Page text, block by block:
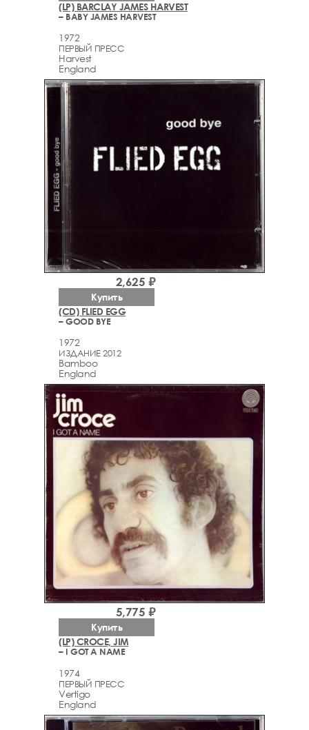
(LP) BARCLAY JAMES HARVEST
– BABY JAMES HARVEST
1972
ПЕРВЫЙ ПРЕСС
Harvest
England
(CD) FLIED EGG
– GOOD BYE
1972
ИЗДАНИЕ 2012
Bamboo
England
2,625 ₽
Купить
(LP) CROCE, JIM
– I GOT A NAME
1974
ПЕРВЫЙ ПРЕСС
Vertigo
England
5,775 ₽
Купить